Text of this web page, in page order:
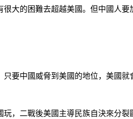
大的困難去超越美國。但中國人
要中國威脅到美國的地位，美國
，二戰後美國主導民族自決來分